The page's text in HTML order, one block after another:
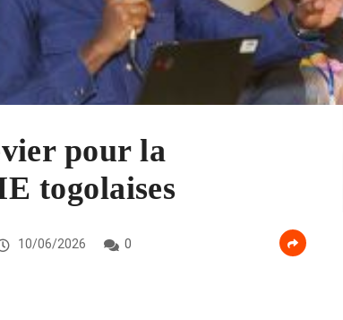
pour la
togolaises
10/06/2026 0